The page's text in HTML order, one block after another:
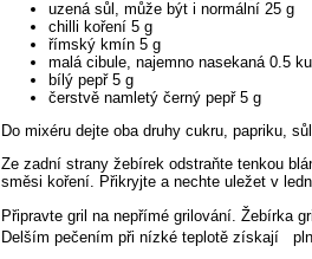
uzená sůl, může být i normální 25 g
chilli koření 5 g
římský kmín 5 g
malá cibule, najemno nasekaná 0.5
bílý pepř 5 g
čerstvě namletý černý pepř 5 g
Do mixéru dejte oba druhy cukru, papriku,
Ze zadní strany žebírek odstraňte tenkou
směsi koření. Přikryjte a nechte uležet v
Připravte gril na nepřímé grilování. Žebírka
Delším pečením při nízké teplotě získají